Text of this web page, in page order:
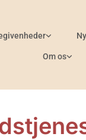
Om os